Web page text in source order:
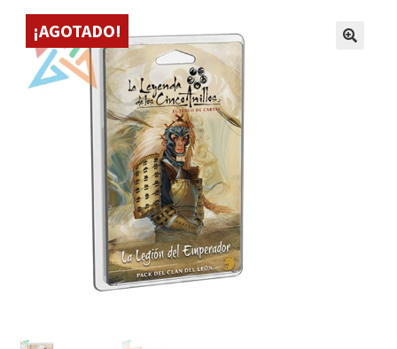
AKATAKA BOOKS
Mi cuenta
¡AGOTADO!